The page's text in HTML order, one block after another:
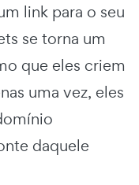
link para o seu
se torna um
que eles criem
uma vez, eles
daquele